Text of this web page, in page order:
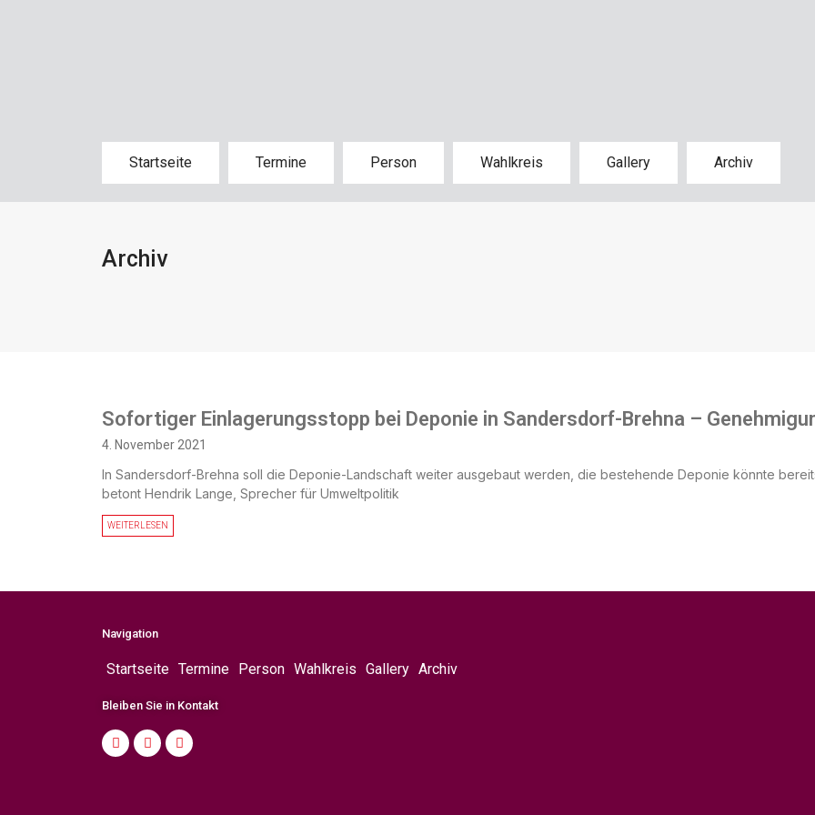
Startseite Termine Person Wahlkreis Gallery Archiv
Archiv
Sofortiger Einlagerungsstopp bei Deponie in Sandersdorf-Brehna –
4. November 2021
In Sandersdorf-Brehna soll die Deponie-Landschaft weiter ausgebaut werden, die bestehende Deponie könnte
betont Hendrik Lange, Sprecher für Umweltpolitik
WEITERLESEN
Navigation
Startseite Termine Person Wahlkreis Gallery Archiv
Bleiben Sie in Kontakt